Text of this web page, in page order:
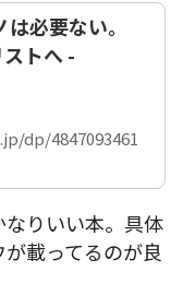
必要ない。
トへ -
dp/4847093461
りいい本。具体
載ってるのが良